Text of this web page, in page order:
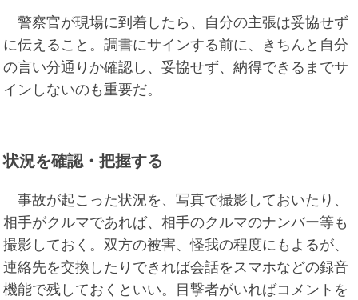
警察官が現場に到着したら、自分の主張は妥協せず
に伝えること。調書にサインする前に、きちんと自分
の言い分通りか確認し、妥協せず、納得できるまでサ
インしないのも重要だ。
状況を確認・把握する
事故が起こった状況を、写真で撮影しておいたり、
相手がクルマであれば、相手のクルマのナンバー等も
撮影しておく。双方の被害、怪我の程度にもよるが、
連絡先を交換したりできれば会話をスマホなどの録音
機能で残しておくといい。目撃者がいればコメントを